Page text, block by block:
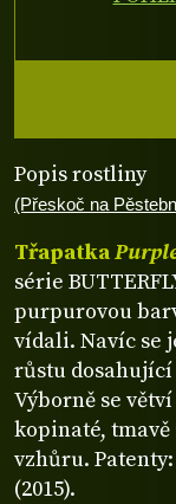
Popis rostliny
(Přeskoč na
Třapatka
série
purpurovou
vídali. Navíc se
růstu dosahující
Výborně se
kopinaté,
vzhůru. Patenty:
(2015).